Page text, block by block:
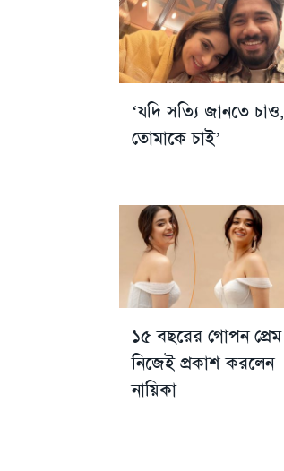
‘যদি সত্যি জানতে চাও,
তোমাকে চাই’
১৫ বছরের গোপন প্রেম
নিজেই প্রকাশ করলেন
নায়িকা